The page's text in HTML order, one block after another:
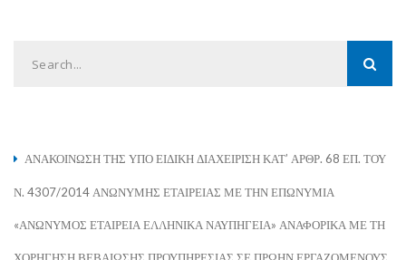
ΑΝΑΚΟΙΝΩΣΗ ΤΗΣ ΥΠΟ ΕΙΔΙΚΗ ΔΙΑΧΕΙΡΙΣΗ ΚΑΤ’ ΑΡΘΡ. 68 ΕΠ. ΤΟΥ
Ν. 4307/2014 ΑΝΩΝΥΜΗΣ ΕΤΑΙΡΕΙΑΣ ΜΕ ΤΗΝ ΕΠΩΝΥΜΙΑ
«ΑΝΩΝΥΜΟΣ ΕΤΑΙΡΕΙΑ ΕΛΛΗΝΙΚΑ ΝΑΥΠΗΓΕΙΑ» ΑΝΑΦΟΡΙΚΑ ΜΕ ΤΗ